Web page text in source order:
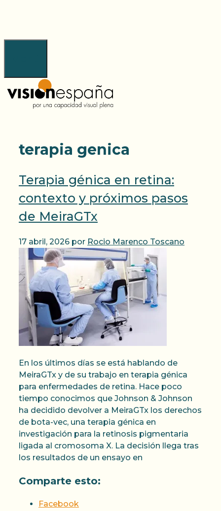
terapia genica
Terapia génica en retina:
contexto y próximos pasos
de MeiraGTx
17 abril, 2026 por Rocio Marenco Toscano
En los últimos días se está hablando de
MeiraGTx y de su trabajo en terapia génica
para enfermedades de retina. Hace poco
tiempo conocimos que Johnson & Johnson
ha decidido devolver a MeiraGTx los derechos
de bota-vec, una terapia génica en
investigación para la retinosis pigmentaria
ligada al cromosoma X. La decisión llega tras
los resultados de un ensayo en
Comparte esto:
Facebook